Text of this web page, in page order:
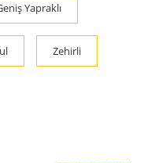
Yapraklı
Zehirli